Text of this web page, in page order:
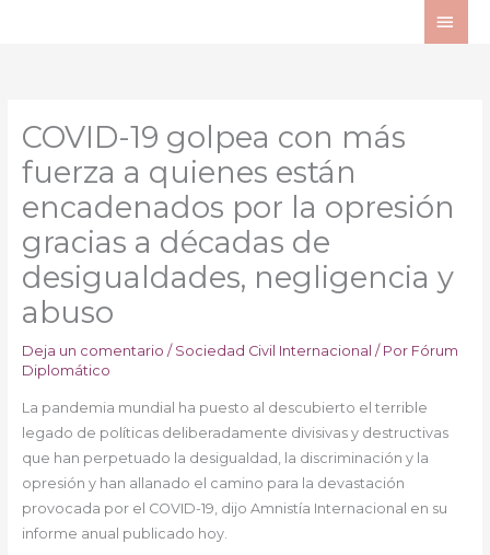
COVID-19 golpea con más
fuerza a quienes están
encadenados por la opresión
gracias a décadas de
desigualdades, negligencia y
abuso
Deja un comentario / Sociedad Civil Internacional / Por Fórum
Diplomático
La pandemia mundial ha puesto al descubierto el terrible
legado de políticas deliberadamente divisivas y destructivas
que han perpetuado la desigualdad, la discriminación y la
opresión y han allanado el camino para la devastación
provocada por el COVID-19, dijo Amnistía Internacional en su
informe anual publicado hoy.